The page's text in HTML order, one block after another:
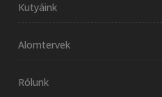
Kutyáink
Alomtervek
Rólunk